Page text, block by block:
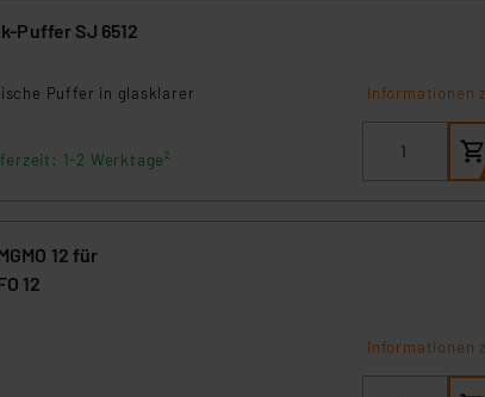
Puffer SJ 6512
Puffer in glasklarer
1-2 Werktage²
Informationen
12 für
12
Informationen